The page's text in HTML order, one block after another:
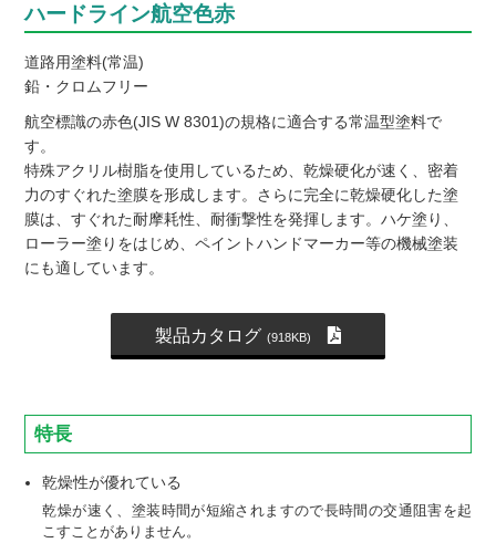
ハードライン航空色赤
道路用塗料(常温)
鉛・クロムフリー
航空標識の赤色(JIS W 8301)の規格に適合する常温型塗料で
す。
特殊アクリル樹脂を使用しているため、乾燥硬化が速く、密着
力のすぐれた塗膜を形成します。さらに完全に乾燥硬化した塗
膜は、すぐれた耐摩耗性、耐衝撃性を発揮します。ハケ塗り、
ローラー塗りをはじめ、ペイントハンドマーカー等の機械塗装
にも適しています。
製品カタログ (918KB)
特長
乾燥性が優れている
乾燥が速く、塗装時間が短縮されますので長時間の交通阻害を起
こすことがありません。